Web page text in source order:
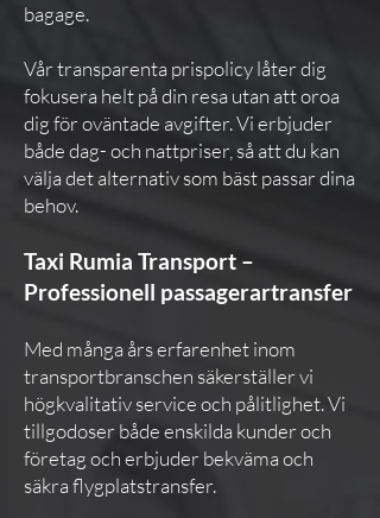
bagage.
Vår transparenta prispolicy låter dig
fokusera helt på din resa utan att oroa
dig för oväntade avgifter. Vi erbjuder
både dag- och nattpriser, så att du kan
välja det alternativ som bäst passar dina
behov.
Taxi Rumia Transport –
Professionell passagerartransfer
Med många års erfarenhet inom
transportbranschen säkerställer vi
högkvalitativ service och pålitlighet. Vi
tillgodoser både enskilda kunder och
företag och erbjuder bekväma och
säkra flygplatstransfer.